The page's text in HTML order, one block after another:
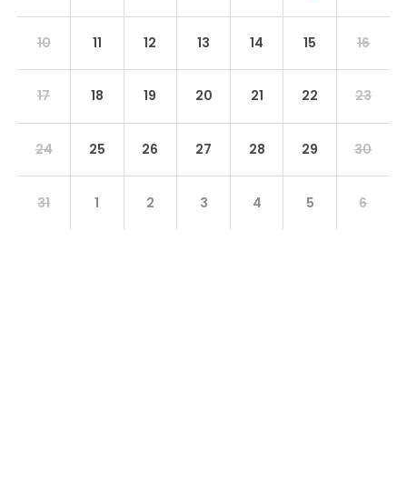
10 11 12 13 14 15 16
17 18 19 20 21 22 23
24 25 26 27 28 29 30
31 1 2 3 4 5 6